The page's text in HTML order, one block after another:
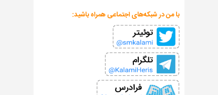
با من در شبکه‌های اجتماعی همراه باشید: